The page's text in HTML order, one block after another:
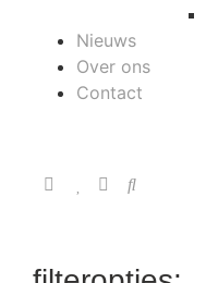
Nieuws
Over ons
Contact